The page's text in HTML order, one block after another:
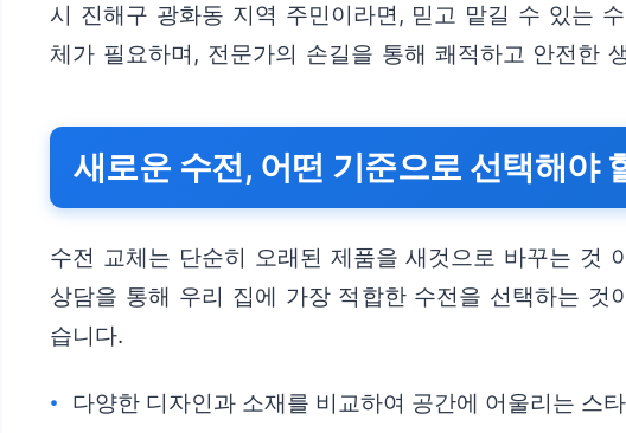
시 진해구 광화동 지역 주민이라면, 믿고 맡길 수 있는
체가 필요하며, 전문가의 손길을 통해 쾌적하고 안전한
새로운 수전, 어떤 기준으로 선택해야
수전 교체는 단순히 오래된 제품을 새것으로 바꾸는 것
상담을 통해 우리 집에 가장 적합한 수전을 선택하는
습니다.
다양한 디자인과 소재를 비교하여 공간에 어울리는 스